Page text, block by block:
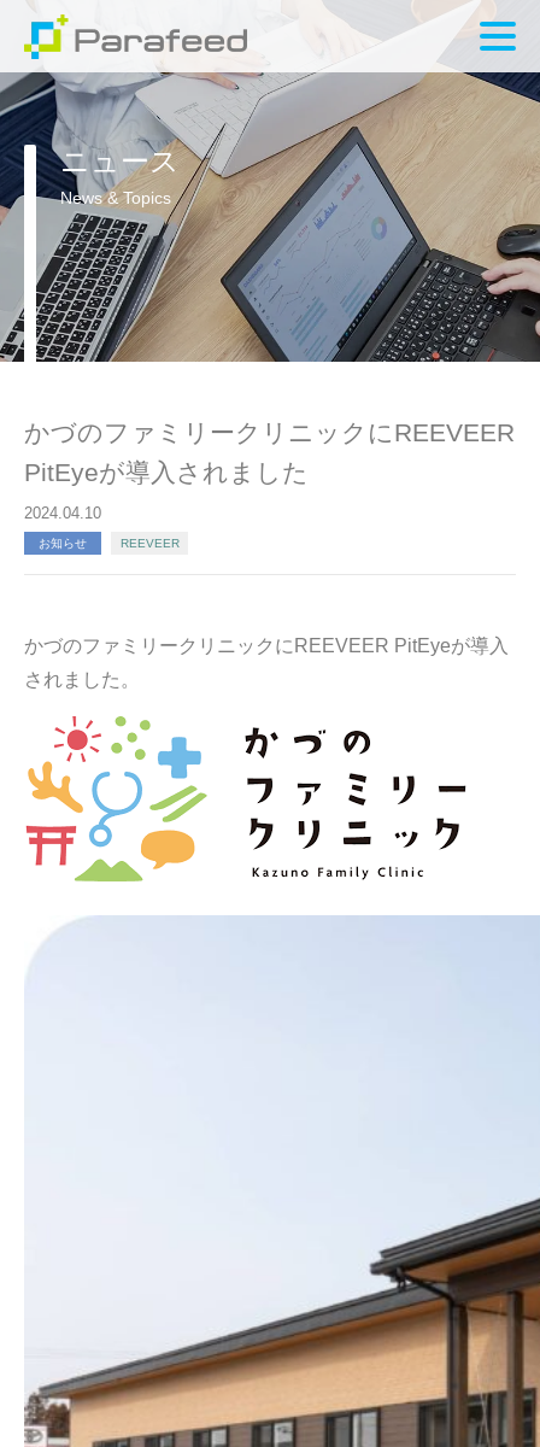
ニュース
News & Topics
かづのファミリークリニックにREEVEER
PitEyeが導入されました
2024.04.10
お知らせ REEVEER
かづのファミリークリニックにREEVEER PitEyeが導入
されました。